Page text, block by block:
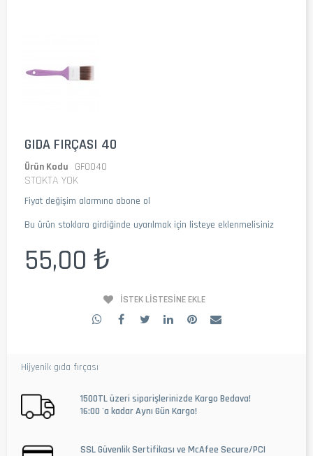
GIDA FIRÇASI 40
Ürün Kodu GF0040
STOKTA YOK
Fiyat değişim alarmına abone ol
Bu ürün stoklara girdiğinde uyarılmak için listeye eklenmelisiniz
55,00 ₺
İSTEK LISTESINE EKLE
Hijyenik gıda fırçası
1500TL üzeri siparişlerinizde Kargo Bedava!
16:00 'a kadar Aynı Gün Kargo!
SSL Güvenlik Sertifikası ve McAfee Secure/PCI